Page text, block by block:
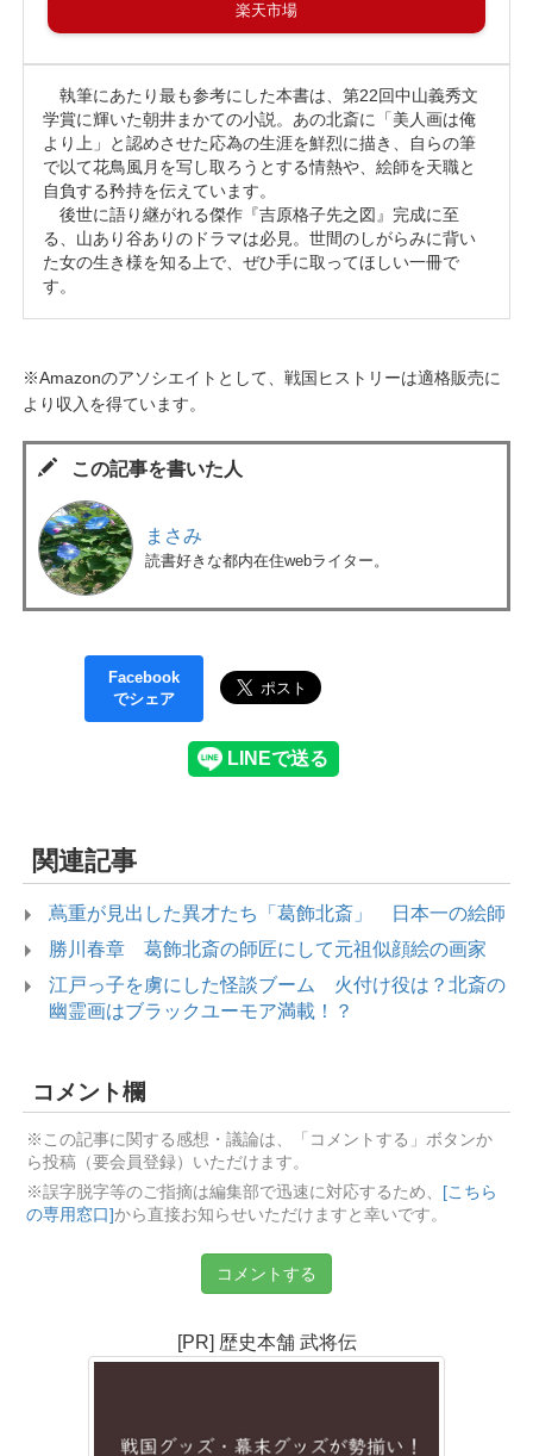
楽天市場
執筆にあたり最も参考にした本書は、第22回中山義秀文
学賞に輝いた朝井まかての小説。あの北斎に「美人画は俺
より上」と認めさせた応為の生涯を鮮烈に描き、自らの筆
で以て花鳥風月を写し取ろうとする情熱や、絵師を天職と
自負する矜持を伝えています。
後世に語り継がれる傑作『吉原格子先之図』完成に至
る、山あり谷ありのドラマは必見。世間のしがらみに背い
た女の生き様を知る上で、ぜひ手に取ってほしい一冊で
す。
※Amazonのアソシエイトとして、戦国ヒストリーは適格販売に
より収入を得ています。
この記事を書いた人
まさみ
読書好きな都内在住webライター。
Facebook
でシェア
関連記事
蔦重が見出した異才たち「葛飾北斎」 日本一の絵師
勝川春章 葛飾北斎の師匠にして元祖似顔絵の画家
江戸っ子を虜にした怪談ブーム 火付け役は？北斎の
幽霊画はブラックユーモア満載！？
コメント欄
※この記事に関する感想・議論は、「コメントする」ボタンか
ら投稿（要会員登録）いただけます。
※誤字脱字等のご指摘は編集部で迅速に対応するため、
[こちら
の専用窓口]から直接お知らせいただけますと幸いです。
コメントする
[PR] 歴史本舗 武将伝